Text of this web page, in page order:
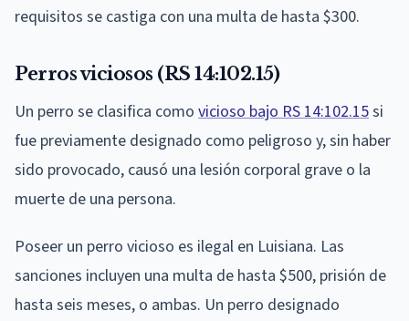
requisitos se castiga con una multa de hasta $300.
Perros viciosos (RS 14:102.15)
Un perro se clasifica como vicioso bajo RS 14:102.15si
fue previamente designado como peligroso y, sin haber
sido provocado, causó una lesión corporal grave o la
muerte de una persona.
Poseer un perro vicioso es ilegal en Luisiana. Las
sanciones incluyen una multa de hasta $500, prisión de
hasta seis meses, o ambas. Un perro designado